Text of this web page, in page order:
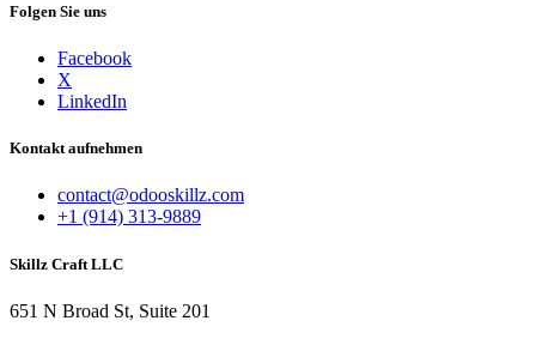
Folgen Sie uns
Facebook
X
LinkedIn
Kontakt aufnehmen
contact@odooskillz.com
+1 (914) 313-9889
Skillz Craft LLC
651 N Broad St, Suite 201